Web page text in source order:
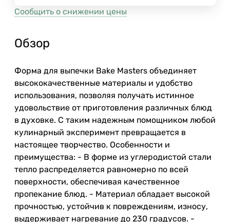
Сообщить о снижении цены
Обзор
Форма для выпечки Bake Masters объединяет
высококачественные материалы и удобство
использования, позволяя получать истинное
удовольствие от приготовления различных блюд
в духовке. С таким надежным помощником любой
кулинарный эксперимент превращается в
настоящее творчество. Особенности и
преимущества: - В форме из углеродистой стали
тепло распределяется равномерно по всей
поверхности, обеспечивая качественное
пропекание блюд. - Материал обладает высокой
прочностью, устойчив к повреждениям, износу,
выдерживает нагревание до 230 градусов. -